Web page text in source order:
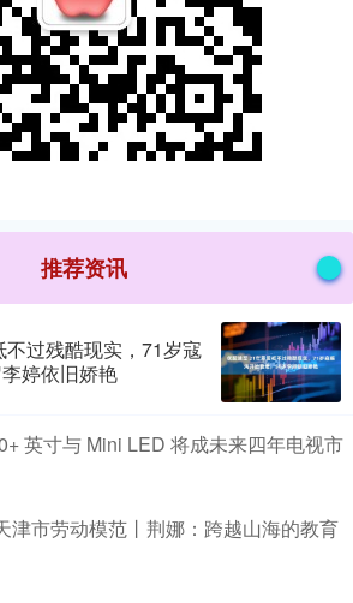
推荐资讯
过残酷现实，71岁寇
婷依旧娇艳
英寸与 Mini LED 将成未来四年电视市
津市劳动模范丨荆娜：跨越山海的教育